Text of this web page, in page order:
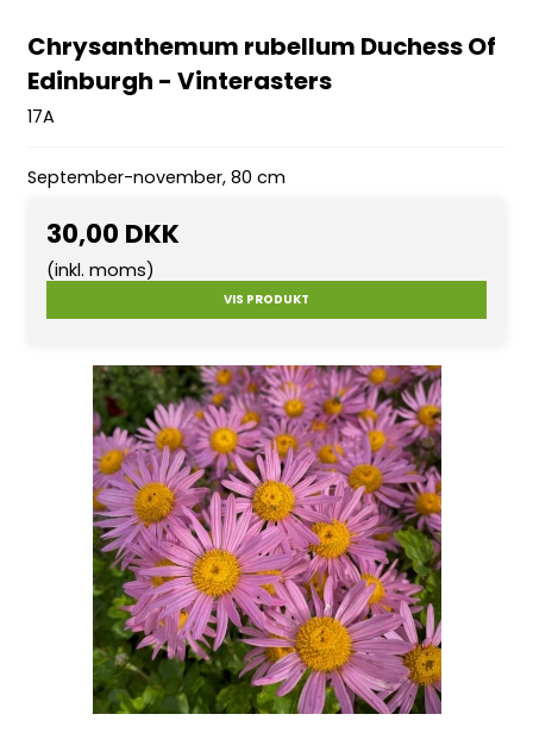
Chrysanthemum rubellum Duchess Of
Edinburgh - Vinterasters
17A
September-november, 80 cm
30,00 DKK
(inkl. moms)
VIS PRODUKT